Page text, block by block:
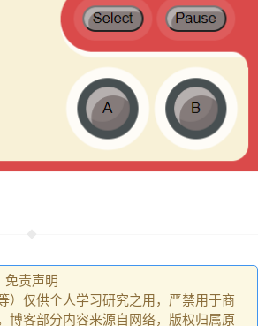
免责声明
）仅供个人学习研究之用，严禁用于商
博客部分内容来源自网络，版权归属原